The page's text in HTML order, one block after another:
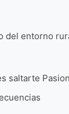
del entorno
saltarte